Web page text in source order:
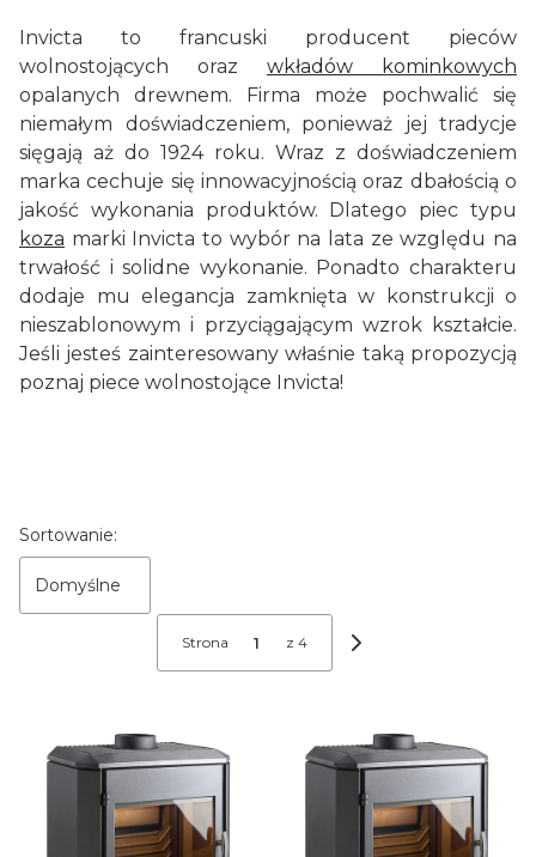
Invicta to francuski producent pieców
wolnostojących oraz wkładów kominkowych
opalanych drewnem. Firma może pochwalić się
niemałym doświadczeniem, ponieważ jej tradycje
sięgają aż do 1924 roku. Wraz z doświadczeniem
marka cechuje się innowacyjnością oraz dbałością o
jakość wykonania produktów. Dlatego piec typu
koza marki Invicta to wybór na lata ze względu na
trwałość i solidne wykonanie. Ponadto charakteru
dodaje mu elegancja zamknięta w konstrukcji o
nieszablonowym i przyciągającym wzrok kształcie.
Jeśli jesteś zainteresowany właśnie taką propozycją
poznaj piece wolnostojące Invicta!
Lista produktów
Sortowanie:
Domyślne
Strona z 4
Następne produkty